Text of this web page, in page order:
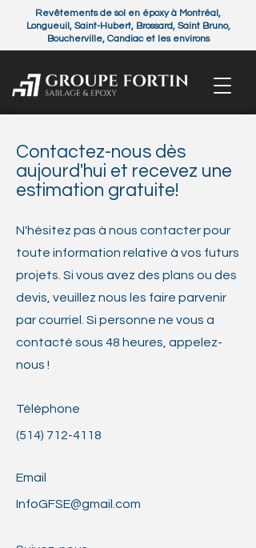
Revêtements de sol en époxy à Montréal,
Longueuil, Saint-Hubert, Brossard, Saint Bruno,
Boucherville, Candiac et les environs
Contactez-nous dès
aujourd'hui et recevez une
estimation gratuite!
N'hésitez pas à nous contacter pour
toute information relative à vos futurs
projets. Si vous avez des plans ou des
devis, veuillez nous les faire parvenir
par courriel. Si personne ne vous a
contacté sous 48 heures, appelez-
nous !
Téléphone
(514) 712-4118
Email
InfoGFSE@gmail.com